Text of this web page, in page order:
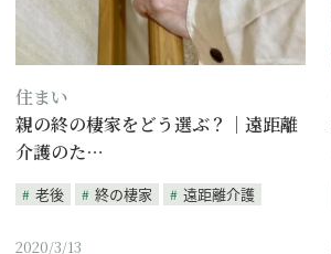
住まい
親の終の棲家をどう選ぶ？｜遠距離
介護のた…
老後 終の棲家 遠距離介護
2020/3/13